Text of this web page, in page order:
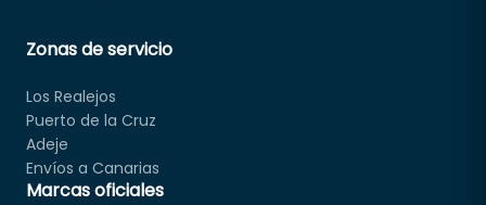
Zonas de servicio
Los Realejos
Puerto de la Cruz
Adeje
Envíos a Canarias
Marcas oficiales